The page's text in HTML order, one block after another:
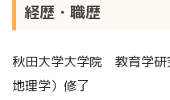
経歴・職歴
秋田大学大学院 教育学
地理学）修了